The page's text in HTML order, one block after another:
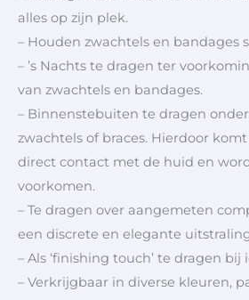
alles op zijn plek.
– Houden zwachtels en bandages
– ’s Nachts te dragen ter
van zwachtels en bandages.
– Binnenstebuiten te dragen
zwachtels of braces. Hierdoor
direct contact met de huid en
voorkomen.
– Te dragen over aangemeten
een discrete en elegante
– Als ‘finishing touch’ te dragen bij
– Verkrijgbaar in diverse kleuren,